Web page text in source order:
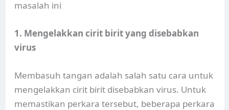
masalah ini
1. Mengelakkan cirit birit yang disebabkan
virus
Membasuh tangan adalah salah satu cara untuk
mengelakkan cirit birit disebabkan virus. Untuk
memastikan perkara tersebut, beberapa perkara